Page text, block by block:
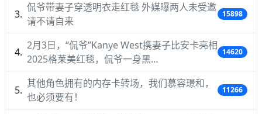
侃爷带妻子穿透明衣走红毯 外媒曝两人未受邀
请不请自来
15898
2月3日，“侃爷”Kanye West携妻子比安卡亮相
2025格莱美红毯，侃爷一身黑…
14620
其他角色拥有的内存卡转场，我们慕容璟和，
也必须要有！
11266